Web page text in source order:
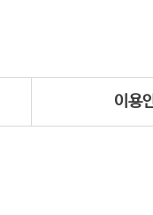
이용